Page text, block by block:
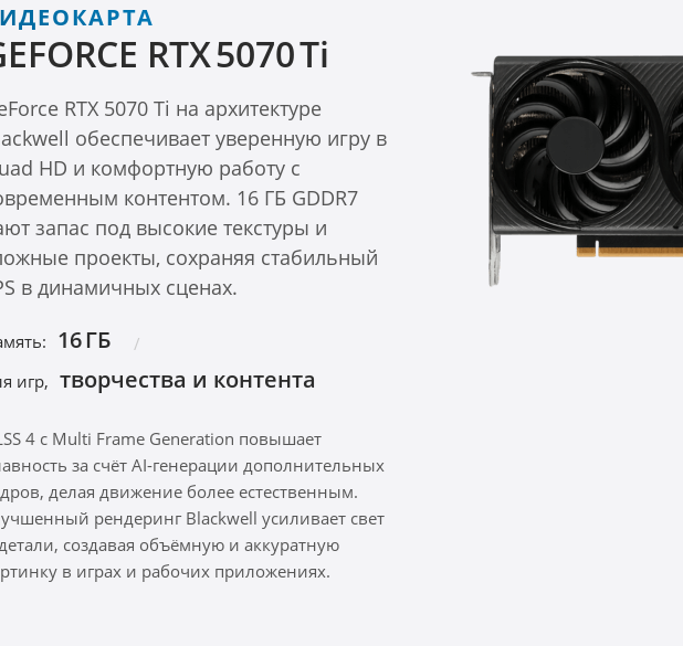
RTX 5070 Ti
RTX 5070 Ti на архитектуре
обеспечивает уверенную игру в
HD и комфортную работу с
контентом. 16 ГБ GDDR7
запас под высокие текстуры и
проекты, сохраняя стабильный
в динамичных сценах.
16 ГБ
игр, творчества и контента
4 с Multi Frame Generation повышает
за счёт AI-генерации дополнительных
делая движение более естественным.
рендеринг Blackwell усиливает свет
создавая объёмную и аккуратную
в играх и рабочих приложениях.